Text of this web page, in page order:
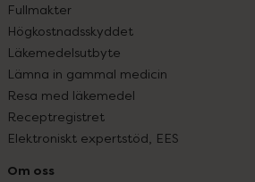
Fullmakter
Högkostnadsskyddet
Läkemedelsutbyte
Lämna in gammal medicin
Resa med läkemedel
Receptregistret
Elektroniskt expertstöd, EES
Om oss